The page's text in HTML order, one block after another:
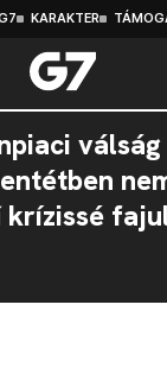
KARAKTER
válság
krízissé